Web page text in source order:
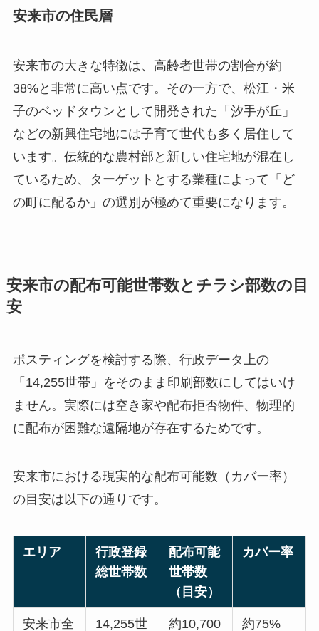
安来市の住民層
安来市の大きな特徴は、高齢者世帯の割合が約
38%と非常に高い点です。その一方で、松江・米
子のベッドタウンとして開発された「汐手が丘」
などの新興住宅地には子育て世代も多く居住して
います。伝統的な農村部と新しい住宅地が混在し
ているため、ターゲットとする業種によって「ど
の町に配るか」の選別が極めて重要になります。
安来市の配布可能世帯数とチラシ部数の目
安
ポスティングを検討する際、行政データ上の
「14,255世帯」をそのまま印刷部数にしてはいけ
ません。実際には空き家や配布拒否物件、物理的
に配布が困難な遠隔地が存在するためです。
安来市における現実的な配布可能数（カバー率）
の目安は以下の通りです。
エリア
行政登録
総世帯数
配布可能
世帯数
（目安）
カバー率
安来市全 14,255世 約10,700 約75%